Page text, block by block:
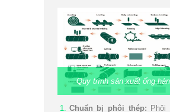
Quy trình sản xuất ống
Chuẩn bị phôi thép: Phôi